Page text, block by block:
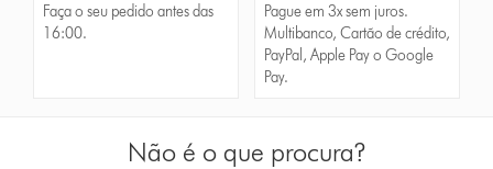
Faça o seu pedido antes das
16:00.
Pague em 3x sem juros.
Multibanco, Cartão de crédito,
PayPal, Apple Pay o Google
Pay.
Não é o que procura?